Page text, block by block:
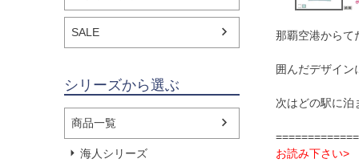
SALE
シリーズから選ぶ
商品一覧
海人シリーズ
那覇空港からて
囲んだデザイン
次はどの駅に泊
お読み下さい>